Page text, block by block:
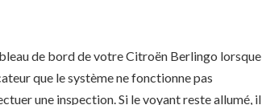
de bord de votre Citroën Berlingo lorsque
que le système ne fonctionne pas
une inspection. Si le voyant reste allumé, il